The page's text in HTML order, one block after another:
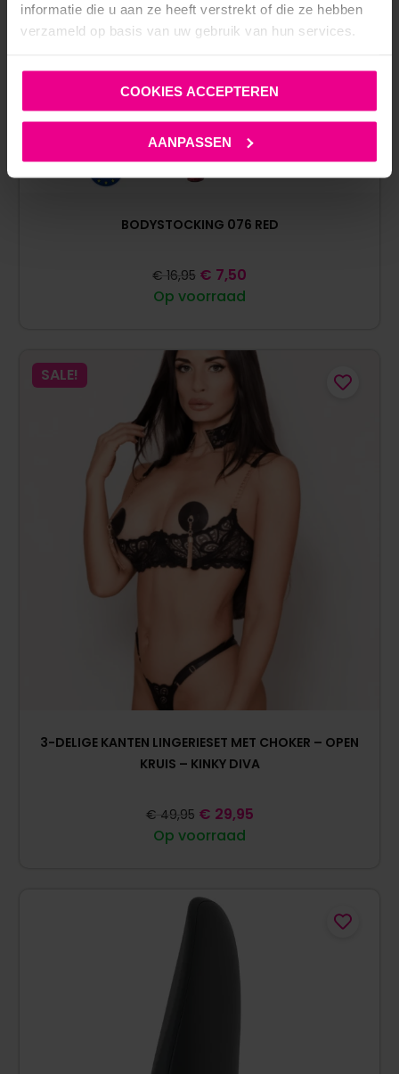
informatie die u aan ze heeft verstrekt of die ze hebben
verzameld op basis van uw gebruik van hun services.
COOKIES ACCEPTEREN
AANPASSEN
BODYSTOCKING 076 RED
Op voorraad
€ 16,95 € 7,50
SALE!
3-DELIGE KANTEN LINGERIESET MET CHOKER – OPEN
KRUIS – KINKY DIVA
Op voorraad
€ 49,95 € 29,95